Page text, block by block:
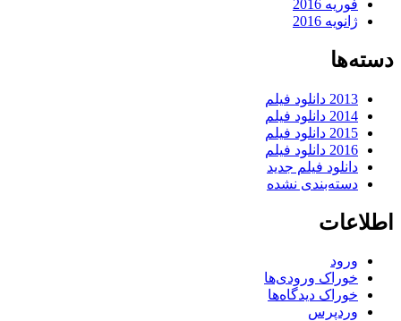
فوریه 2016
ژانویه 2016
دسته‌ها
2013 دانلود فیلم
2014 دانلود فیلم
2015 دانلود فیلم
2016 دانلود فیلم
دانلود فیلم جدید
دسته‌بندی نشده
اطلاعات
ورود
خوراک ورودی‌ها
خوراک دیدگاه‌ها
وردپرس